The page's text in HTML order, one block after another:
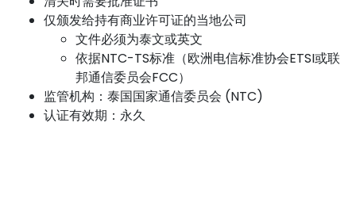
仅颁发给持有商业许可证的当地公司
文件必须为泰文或英文
依据NTC-TS标准（欧洲电信标准协会ETSI或联
邦通信委员会FCC）
监管机构：泰国国家通信委员会 (NTC)
认证有效期：永久